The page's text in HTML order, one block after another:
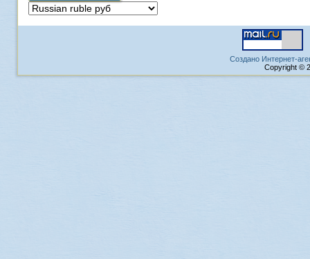
Создано Интернет-
Copyright ©